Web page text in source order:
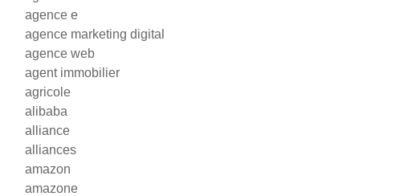
agence e
agence marketing digital
agence web
agent immobilier
agricole
alibaba
alliance
alliances
amazon
amazone